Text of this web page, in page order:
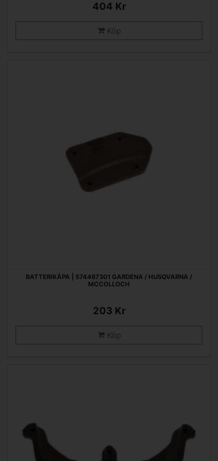
404 Kr
Köp
BATTERIKÅPA | 574467301 GARDENA / HUSQVARNA /
MCCOLLOCH
203 Kr
Köp